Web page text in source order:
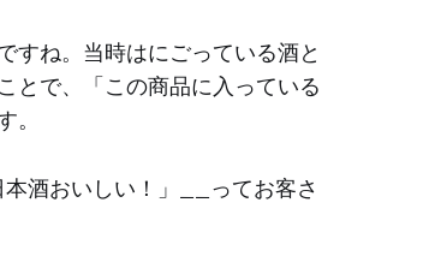
すね。当時はにごっている酒と
とで、「この商品に入っている
酒おいしい！」__ってお客さ